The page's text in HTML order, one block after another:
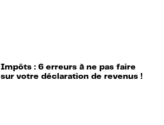
Impôts : 6 erreurs à ne pas faire
sur votre déclaration de revenus !